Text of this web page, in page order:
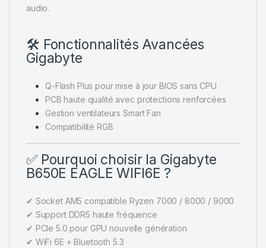
audio.
🛠️ Fonctionnalités Avancées
Gigabyte
Q-Flash Plus pour mise à jour BIOS sans CPU
PCB haute qualité avec protections renforcées
Gestion ventilateurs Smart Fan
Compatibilité RGB
✅ Pourquoi choisir la Gigabyte
B650E EAGLE WIFI6E ?
✔ Socket AM5 compatible Ryzen 7000 / 8000 / 9000
✔ Support DDR5 haute fréquence
✔ PCIe 5.0 pour GPU nouvelle génération
✔ WiFi 6E + Bluetooth 5.3